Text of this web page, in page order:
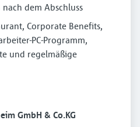
dem Abschluss
Corporate Benefits,
PC-Programm,
und regelmäßige
GmbH & Co.KG